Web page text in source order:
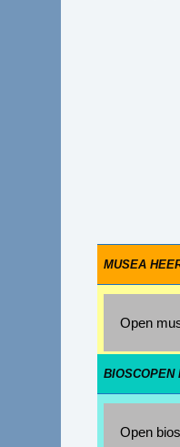
MUSEA
Open
BIOSCOPEN
Open